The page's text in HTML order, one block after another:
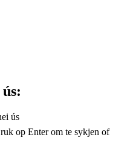
ús
op Enter om te sykjen of